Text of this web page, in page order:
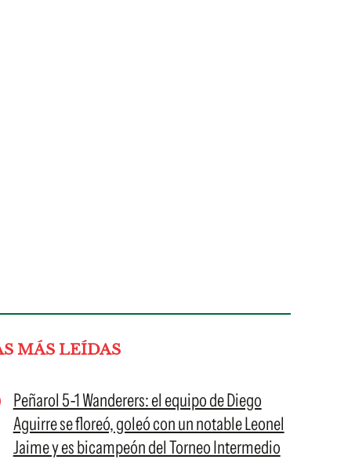
MÁS LEÍDAS
Peñarol 5-1 Wanderers: el equipo de Diego
Aguirre se floreó, goleó con un notable Leonel
Jaime y es bicampeón del Torneo Intermedio